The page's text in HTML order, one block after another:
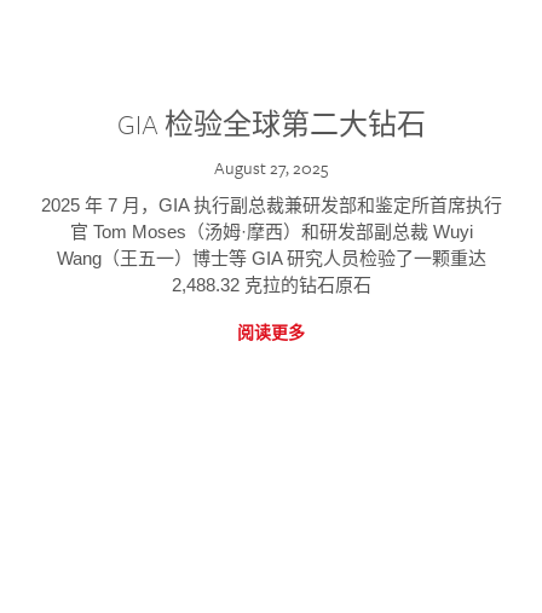
GIA 检验全球第二大钻石
August 27, 2025
2025 年 7 月，GIA 执行副总裁兼研发部和鉴定所首席执行
官 Tom Moses（汤姆·摩西）和研发部副总裁 Wuyi
Wang（王五一）博士等 GIA 研究人员检验了一颗重达
2,488.32 克拉的钻石原石
阅读更多